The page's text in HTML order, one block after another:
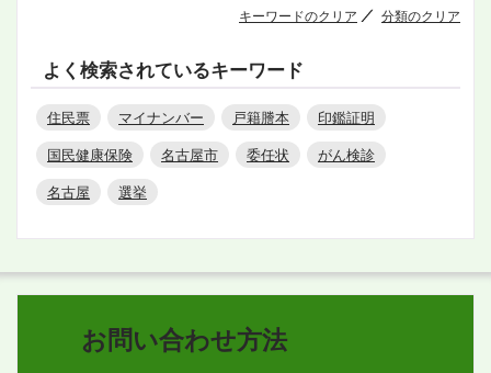
キーワードのクリア 分類のクリア
よく検索されているキーワード
住民票 マイナンバー 戸籍謄本
印鑑証明
国民健康保険
名古屋市 委任状
がん検診
名古屋
選挙
お問い合わせ方法